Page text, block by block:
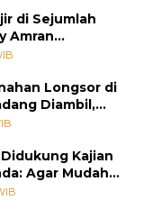
di Sejumlah
Amran
Longsor di
Diambil,
Terulang
Kajian
Agar Mudah